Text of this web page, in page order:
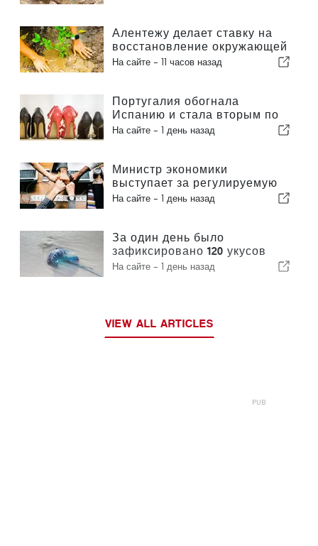
Алентежу делает ставку на
восстановление окружающей
среды за счет европейских
На сайте - 11 часов назад
Португалия обогнала
Испанию и стала вторым по
величине производителем
На сайте - 1 день назад
Министр экономики
выступает за регулируемую
интеграцию и гарантирует
На сайте - 1 день назад
За один день было
зафиксировано 120 укусов
португальского кораблика
На сайте - 1 день назад
VIEW ALL ARTICLES